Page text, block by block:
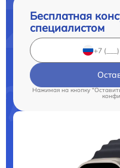
Бесплатная
специалистом
Нажимая на кнопку